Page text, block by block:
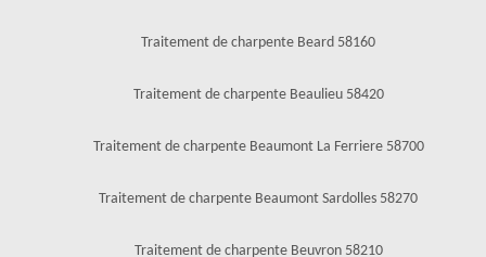
Traitement de charpente Beard 58160
Traitement de charpente Beaulieu 58420
Traitement de charpente Beaumont La Ferriere 58700
Traitement de charpente Beaumont Sardolles 58270
Traitement de charpente Beuvron 58210